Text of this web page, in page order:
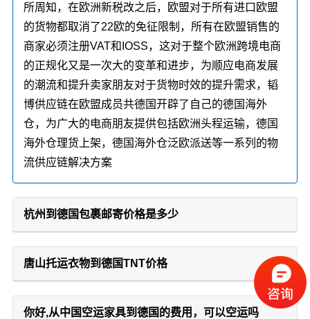
所周知，在欧洲新税改之后，欧盟对于所有进口欧盟
的货物都取消了22欧的免征限制，所有在欧盟销售的
商家必须注册VAT和IOSS，这对于整个欧洲跨境电商
的正规化又是一次大的变革和进步，为顺应电商发展
的潮流和提升卖家朋友对于货物时效的提升需求，韬
博供应链在欧盟成员共德国开辟了自己的德国海外
仓，为广大的电商朋友提供包括欧洲头程运输，德国
海外仓理货上架，德国海外仓泛欧派送等一系列的物
流供应链解决方案
杭州到德国包裹邮寄价格是多少
唐山托运衣物到德国TNT价格
你好,从中国空运家具到德国的费用，可以空运吗